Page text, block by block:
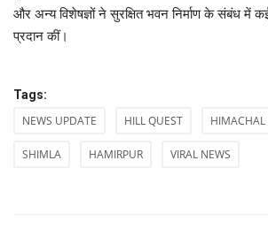
और अन्य विशेषज्ञों ने सुरक्षित भवन निर्माण के संबंध में कई
प्रदान कीं।
Tags:
NEWS UPDATE HILL QUEST HIMACHAL
SHIMLA HAMIRPUR VIRAL NEWS